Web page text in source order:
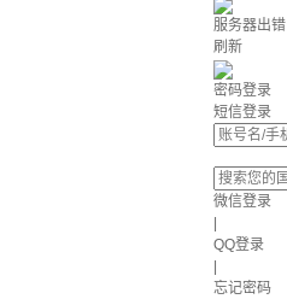
服务器出错
刷新
密码登录
短信登录
微信登录
QQ登录
忘记密码